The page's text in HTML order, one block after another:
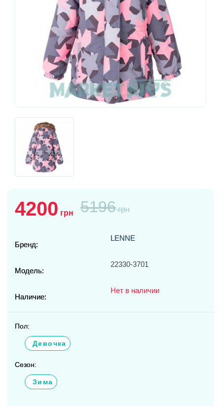
4200 грн 5196грн
Бренд:
LENNE
Модель:
22330-3701
Наличие:
Нет в наличии
Пол:
Девочка
Сезон:
Зима